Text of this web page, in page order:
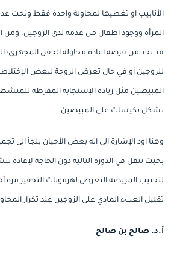
الأنابيب او تغطيها لمحاولة واحدة فقط وتحت
المرأة ووجود اطفال من عدمه لدى الزوجين. ومن
قد تحد من فرصة اعادة محاولة الحقن المجهري:
للزوجين أو في حال تعرض الزوجة لبعض
المبيضين مثل زيادة الإستجابة المفرطة
تشكل تكيسات على المبيضين.
وهنا اود الإشارة الى انه بعض الأحيان يلجأ الى
بحيث تنقل في الدوره التالية دون الحاجة
لتجنيب المريضة التعرض لهرمونات التحفيز مرة
تقليل العبء المادي على الزوجين عند تكرار
أ.د. صالح بن صالح